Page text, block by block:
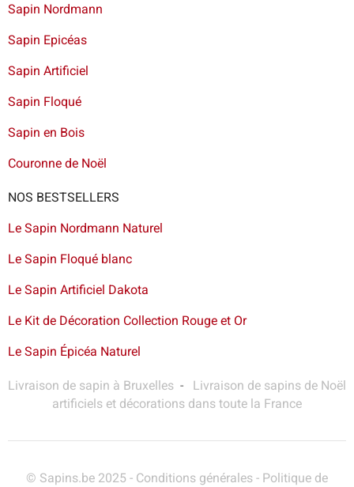
Sapin Nordmann
Sapin Epicéas
Sapin Artificiel
Sapin Floqué
Sapin en Bois
Couronne de Noël
NOS BESTSELLERS
Le Sapin Nordmann Naturel
Le Sapin Floqué blanc
Le Sapin Artificiel Dakota
Le Kit de Décoration Collection Rouge et Or
Le Sapin Épicéa Naturel
Livraison de sapin à Bruxelles - Livraison de sapins de Noël
artificiels et décorations dans toute la France
© Sapins.be 2025 - Conditions générales - Politique de